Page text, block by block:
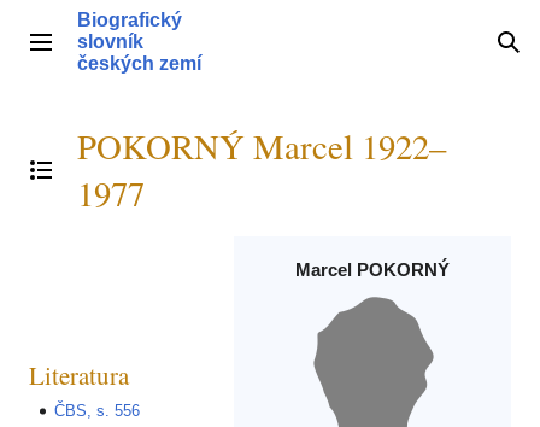
obsahHlavní menu
Biografický
slovník
českých zemí
Přepnout obsah
POKORNÝ Marcel 1922–
1977
Marcel POKORNÝ
Literatura
ČBS, s. 556